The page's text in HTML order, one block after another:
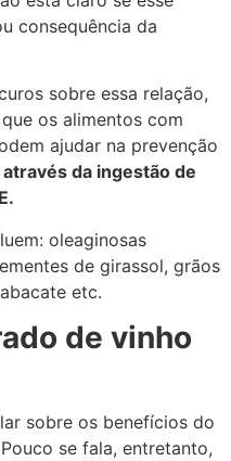
consequência da
sobre essa relação,
os alimentos com
ajudar na prevenção
da ingestão de
oleaginosas
de girassol, grãos
etc.
de vinho
sobre os benefícios do
se fala, entretanto,